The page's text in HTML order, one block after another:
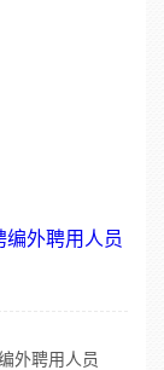
编外聘用人员
外聘用人员